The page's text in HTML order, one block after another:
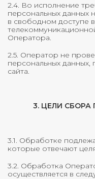
2.4. Во исполнение
персональных данных
в свободном доступе
Оператора.
2.5. Оператор не
персональных данных,
сайта.
3. ЦЕЛИ
3.1. Обработке
которые отвечают
3.2. Обработка
осуществляется в